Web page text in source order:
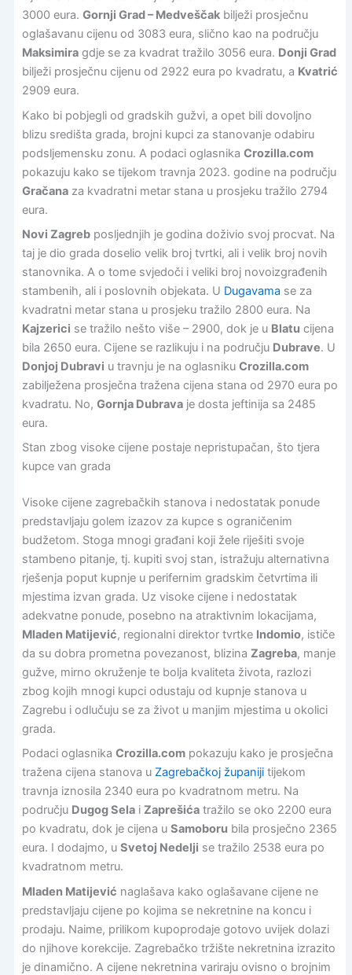
3000 eura. Gornji Grad – Medveščakbilježi prosječnu
oglašavanu cijenu od 3083 eura, slično kao na području
Maksimiragdje se za kvadrat tražilo 3056 eura. Donji Grad
bilježi prosječnu cijenu od 2922 eura po kvadratu, a Kvatrić
2909 eura.
Kako bi pobjegli od gradskih gužvi, a opet bili dovoljno
blizu središta grada, brojni kupci za stanovanje odabiru
podsljemensku zonu. A podaci oglasnika Crozilla.com
pokazuju kako se tijekom travnja 2023. godine na području
Gračanaza kvadratni metar stana u prosjeku tražilo 2794
eura.
Novi Zagrebposljednjih je godina doživio svoj procvat. Na
taj je dio grada doselio velik broj tvrtki, ali i velik broj novih
stanovnika. A o tome svjedoči i veliki broj novoizgrađenih
stambenih, ali i poslovnih objekata. U Dugavama se za
kvadratni metar stana u prosjeku tražilo 2800 eura. Na
Kajzerici se tražilo nešto više – 2900, dok je u Blatu cijena
bila 2650 eura. Cijene se razlikuju i na području Dubrave. U
Donjoj Dubravi u travnju je na oglasniku Crozilla.com
zabilježena prosječna tražena cijena stana od 2970 eura po
kvadratu. No, Gornja Dubravaje dosta jeftinija sa 2485
eura.
Stan zbog visoke cijene postaje nepristupačan, što tjera
kupce van grada
Visoke cijene zagrebačkih stanova i nedostatak ponude
predstavljaju golem izazov za kupce s ograničenim
budžetom. Stoga mnogi građani koji žele riješiti svoje
stambeno pitanje, tj. kupiti svoj stan, istražuju alternativna
rješenja poput kupnje u perifernim gradskim četvrtima ili
mjestima izvan grada. Uz visoke cijene i nedostatak
adekvatne ponude, posebno na atraktivnim lokacijama,
Mladen Matijević, regionalni direktor tvrtke Indomio, ističe
da su dobra prometna povezanost, blizina Zagreba, manje
gužve, mirno okruženje te bolja kvaliteta života, razlozi
zbog kojih mnogi kupci odustaju od kupnje stanova u
Zagrebu i odlučuju se za život u manjim mjestima u okolici
grada.
Podaci oglasnika Crozilla.compokazuju kako je prosječna
tražena cijena stanova u Zagrebačkoj županijitijekom
travnja iznosila 2340 eura po kvadratnom metru. Na
području Dugog Selai Zaprešićatražilo se oko 2200 eura
po kvadratu, dok je cijena u Samoboru bila prosječno 2365
eura. I dodajmo, u Svetoj Nedelji se tražilo 2538 eura po
kvadratnom metru.
Mladen Matijević naglašava kako oglašavane cijene ne
predstavljaju cijene po kojima se nekretnine na koncu i
prodaju. Naime, prilikom kupoprodaje gotovo uvijek dolazi
do njihove korekcije. Zagrebačko tržište nekretnina izrazito
je dinamično. A cijene nekretnina variraju ovisno o brojnim